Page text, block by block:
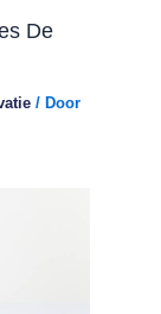
De
/ Door